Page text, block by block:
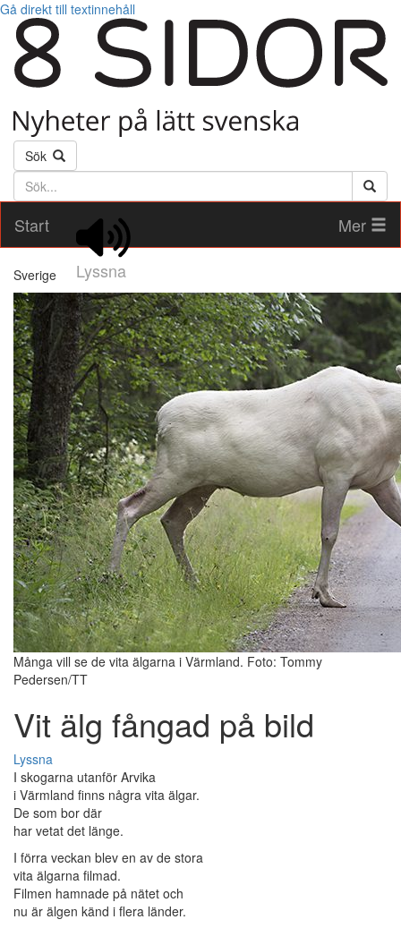
Gå direkt till textinnehåll
Sök
Söktext
Start
Lyssna
Mer
Sverige
Många vill se de vita älgarna i Värmland. Foto: Tommy
Pedersen/TT
Vit älg fångad på bild
Lyssna
I skogarna utanför Arvika
i Värmland finns några vita älgar.
De som bor där
har vetat det länge.
I förra veckan blev en av de stora
vita älgarna filmad.
Filmen hamnade på nätet och
nu är älgen känd i flera länder.